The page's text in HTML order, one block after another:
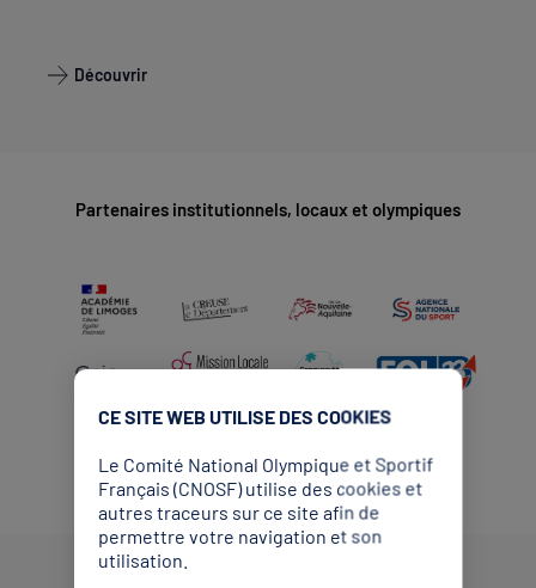
Découvrir
Partenaires institutionnels, locaux et olympiques
CE SITE WEB UTILISE DES COOKIES
Le Comité National Olympique et Sportif
Français (CNOSF) utilise des cookies et
autres traceurs sur ce site afin de
permettre votre navigation et son
utilisation.